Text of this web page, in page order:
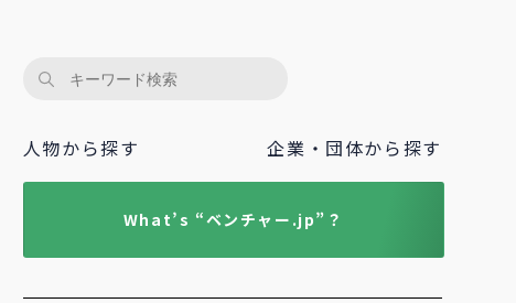
人物から探す 企業・団体から探す
What’s “ベンチャー.jp”？